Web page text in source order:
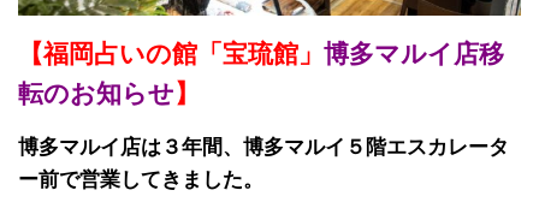
【福岡占いの館「宝琉館」 博多マルイ店移
転のお知らせ】
博多マルイ店は３年間、博多マルイ５階エスカレータ
ー前で営業してきました。